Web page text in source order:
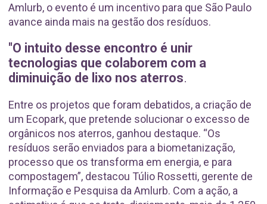
Amlurb, o evento é um incentivo para que São Paulo
avance ainda mais na gestão dos resíduos.
"O intuito desse encontro é unir
tecnologias que colaborem com a
diminuição de lixo nos aterros.
Entre os projetos que foram debatidos, a criação de
um Ecopark, que pretende solucionar o excesso de
orgânicos nos aterros, ganhou destaque. “Os
resíduos serão enviados para a biometanização,
processo que os transforma em energia, e para
compostagem”, destacou Túlio Rossetti, gerente de
Informação e Pesquisa da Amlurb. Com a ação, a